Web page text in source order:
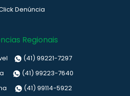
Denúncia
Regionais
(41) 99221-7297
(41) 99223-7640
(41) 99114-5922